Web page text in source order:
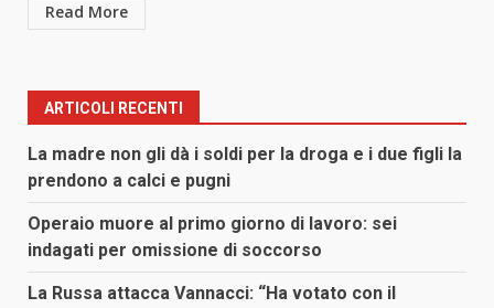
Read More
ARTICOLI RECENTI
La madre non gli dà i soldi per la droga e i due figli la
prendono a calci e pugni
Operaio muore al primo giorno di lavoro: sei
indagati per omissione di soccorso
La Russa attacca Vannacci: “Ha votato con il